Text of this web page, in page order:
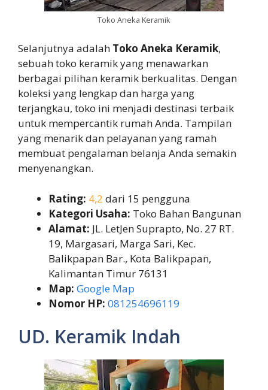
Toko Aneka Keramik
Selanjutnya adalah Toko Aneka Keramik,
sebuah toko keramik yang menawarkan
berbagai pilihan keramik berkualitas. Dengan
koleksi yang lengkap dan harga yang
terjangkau, toko ini menjadi destinasi terbaik
untuk mempercantik rumah Anda. Tampilan
yang menarik dan pelayanan yang ramah
membuat pengalaman belanja Anda semakin
menyenangkan.
Rating: 4,2 dari 15 pengguna
Kategori Usaha: Toko Bahan Bangunan
Alamat: JL. LetJen Suprapto, No. 27 RT.
19, Margasari, Marga Sari, Kec.
Balikpapan Bar., Kota Balikpapan,
Kalimantan Timur 76131
Map: Google Map
Nomor HP: 081254696119
UD. Keramik Indah